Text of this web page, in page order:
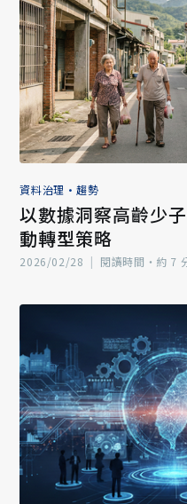
資料治理 •趨勢
以數據洞察高齡少
動轉型策略
2026/02/28 | 閱讀時間‧約 7